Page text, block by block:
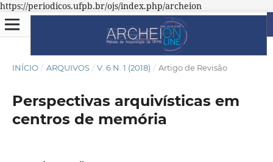
https://periodicos.ufpb.br/ojs/index.php/archeion
INÍCIO / ARQUIVOS / V. 6 N. 1 (2018) / Artigo de Revisão
Perspectivas arquivísticas em
centros de memória